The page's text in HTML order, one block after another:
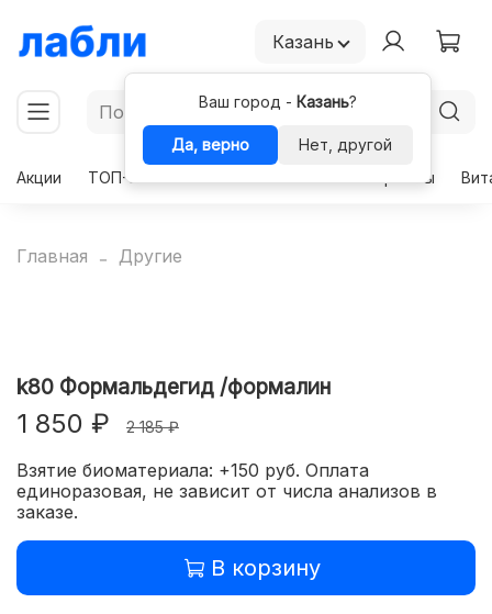
Казань
Ваш город - Казань?
Да, верно
Нет, другой
Акции
ТОП-50 Гормоны
Главная Другие
k80 Формальдегид /формалин
1 850 ₽ 2 185 ₽
Взятие биоматериала: +150 руб. Оплата
единоразовая, не зависит от числа анализов в
заказе.
В корзину